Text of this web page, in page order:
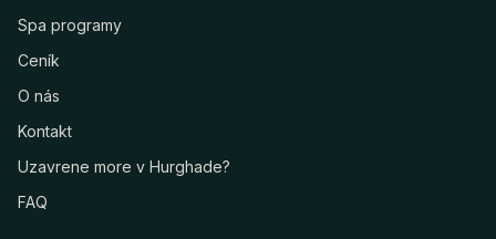
Spa programy
Ceník
O nás
Kontakt
Uzavrene more v Hurghade?
FAQ